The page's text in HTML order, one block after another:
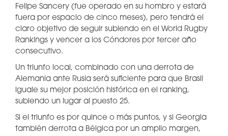
Felipe Sancery (fue operado en su hombro y estará
fuera por espacio de cinco meses), pero tendrá el
claro objetivo de seguir subiendo en el World Rugby
Rankings y vencer a los Cóndores por tercer año
consecutivo.
Un triunfo local, combinado con una derrota de
Alemania ante Rusia será suficiente para que Brasil
iguale su mejor posición histórica en el ranking,
subiendo un lugar al puesto 25.
Si el triunfo es por quince o más puntos, y si Georgia
también derrota a Bélgica por un amplio margen,